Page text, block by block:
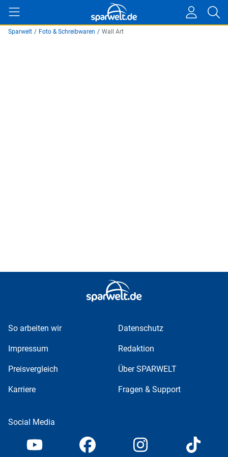
Sparwelt / Foto & Schreibwaren / Wall Art
So arbeiten wir Datenschutz
Impressum Redaktion
Preisvergleich Über SPARWELT
Karriere Fragen & Support
Social Media